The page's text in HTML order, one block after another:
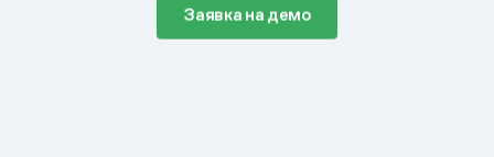
Заявка на демо